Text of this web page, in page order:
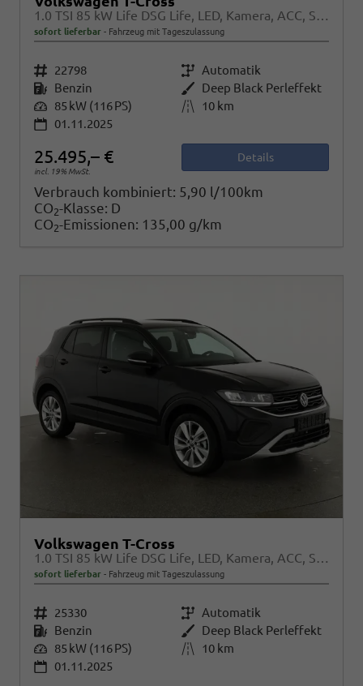
1.0 TSI 85 kW Life DSG Life, LED, Kamera, ACC, Side, Winter, 17-Zoll, 3-J. Garantie
sofort lieferbar Fahrzeug mit Tageszulassung
Fahrzeugnr. 22798 Getriebe Automatik
Kraftstoff Benzin Außenfarbe Deep Black Perleffekt
Leistung 85 kW (116 PS) Kilometerstand
10 km
01.11.2025
25.495,– €
incl. 19% MwSt.
Details
Verbrauch kombiniert: 5,90 l/100km
CO2-Klasse: D
CO2-Emissionen: 135,00 g/km
Volkswagen T-Cross
1.0 TSI 85 kW Life DSG Life, LED, Kamera, ACC, Side, Winter, 17-Zoll, 3-J. Garantie
sofort lieferbar Fahrzeug mit Tageszulassung
Fahrzeugnr. 25330 Getriebe Automatik
Kraftstoff Benzin Außenfarbe Deep Black Perleffekt
Leistung 85 kW (116 PS) Kilometerstand
10 km
01.11.2025